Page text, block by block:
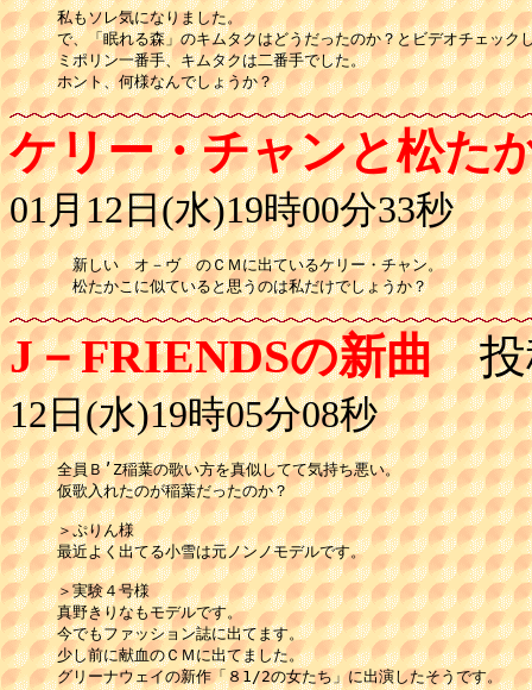
私もソレ気になりました。
で、「眠れる森」のキムタクはどうだったのか？とビデオチェック
ミポリン一番手、キムタクは二番手でした。
ケリー・チャンと松た
01月12日(水)19時00分33秒
新しい　オ－ヴ　のＣＭに出ているケリー・チャン。
J－FRIENDSの新曲投
12日(水)19時05分08秒
全員Ｂ’Z稲葉の歌い方を真似してて気持ち悪い。
仮歌入れたのが稲葉だったのか？
＞ぷりん様
最近よく出てる小雪は元ノンノモデルです。
＞実験４号様
真野きりなもモデルです。
今でもファッション誌に出てます。
少し前に献血のＣＭに出てました。